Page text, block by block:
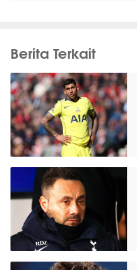
Berita Terkait